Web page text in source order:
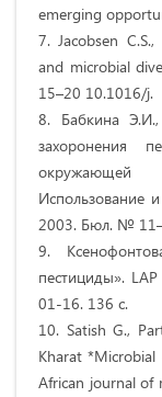
emerging
7. Jacobsen
and microbial
15–20 10.1016/j.
8. Бабкина
захоронения
Использование
2003. Бюл. №
9.
пестициды».
01-16. 136 с.
10. Satish G.,
Kharat
African journal of